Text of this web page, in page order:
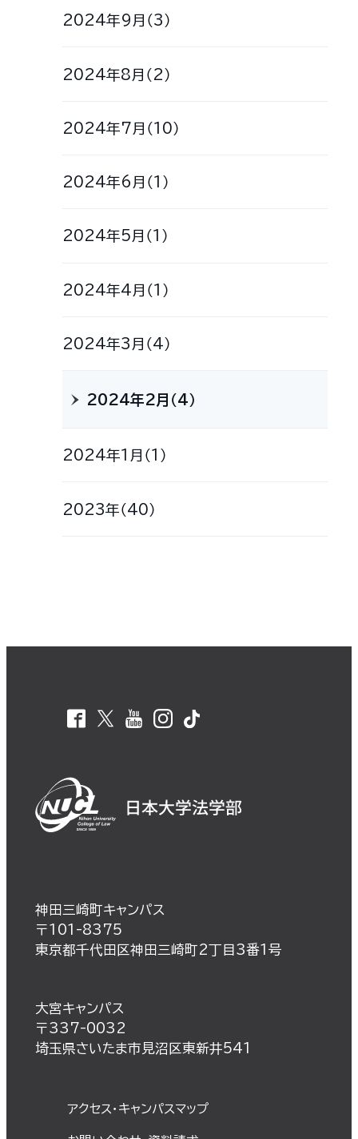
2024年9月（3）
2024年8月（2）
2024年7月（10）
2024年6月（1）
2024年5月（1）
2024年4月（1）
2024年3月（4）
2024年2月（4）
2024年1月（1）
2023年（40）
神田三崎町キャンパス
〒101-8375
東京都千代田区神田三崎町2丁目3番1号
大宮キャンパス
〒337-0032
埼玉県さいたま市見沼区東新井541
アクセス・キャンパスマップ